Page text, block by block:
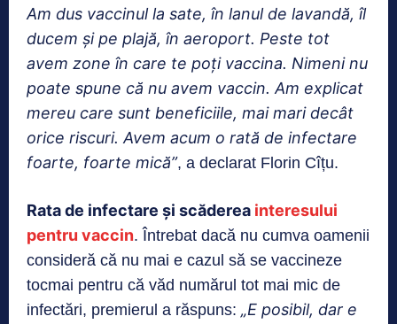
Am dus vaccinul la sate, în lanul de lavandă, îl
ducem și pe plajă, în aeroport. Peste tot
avem zone în care te poți vaccina. Nimeni nu
poate spune că nu avem vaccin. Am explicat
mereu care sunt beneficiile, mai mari decât
orice riscuri. Avem acum o rată de infectare
foarte, foarte mică”, a declarat Florin Cîțu.
Rata de infectare și scăderea interesului
pentru vaccin. Întrebat dacă nu cumva oamenii
consideră că nu mai e cazul să se vaccineze
tocmai pentru că văd numărul tot mai mic de
infectări, premierul a răspuns: „E posibil, dar e